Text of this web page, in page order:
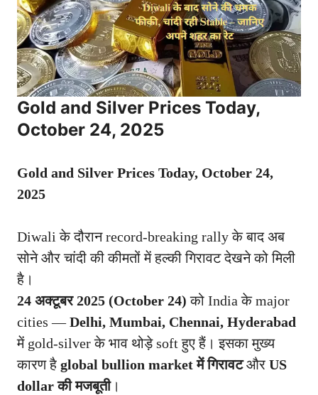
Gold and Silver Prices Today,
October 24, 2025
Gold and Silver Prices Today, October 24,
2025
Diwali के दौरान record-breaking rally के बाद अब
सोने और चांदी की कीमतों में हल्की गिरावट देखने को मिली
है।
24 अक्टूबर 2025 (October 24) को India के major
cities —Delhi, Mumbai, Chennai, Hyderabad
में gold-silver के भाव थोड़े soft हुए हैं। इसका मुख्य
कारण है global bullion market में गिरावटऔर US
dollar की मजबूती।